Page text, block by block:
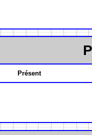
Présent